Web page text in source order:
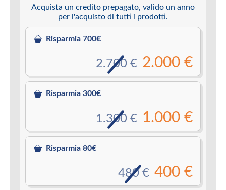
Acquista un credito prepagato, valido un anno
per l'acquisto di tutti i prodotti.
Risparmia 700€
2.000 €
2.700 €
Risparmia 300€
1.000 €
1.300 €
Risparmia 80€
400 €
480 €